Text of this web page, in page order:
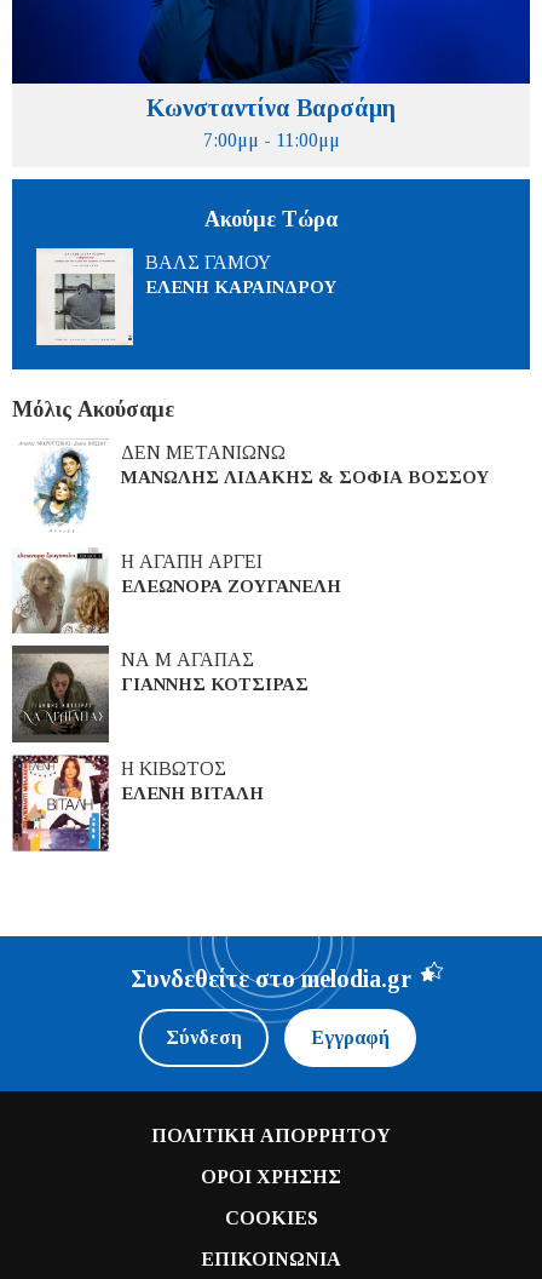
Κωνσταντίνα Βαρσάμη
7:00μμ - 11:00μμ
Ακούμε Τώρα
ΒΑΛΣ ΓΑΜΟΥ
ΕΛΕΝΗ ΚΑΡΑΙΝΔΡΟΥ
Μόλις Ακούσαμε
ΔΕΝ ΜΕΤΑΝΙΩΝΩ
ΜΑΝΩΛΗΣ ΛΙΔΑΚΗΣ & ΣΟΦΙΑ ΒΟΣΣΟΥ
Η ΑΓΑΠΗ ΑΡΓΕΙ
ΕΛΕΩΝΟΡΑ ΖΟΥΓΑΝΕΛΗ
ΝΑ Μ ΑΓΑΠΑΣ
ΓΙΑΝΝΗΣ ΚΟΤΣΙΡΑΣ
Η ΚΙΒΩΤΟΣ
ΕΛΕΝΗ ΒΙΤΑΛΗ
Συνδεθείτε στο melodia.gr
Σύνδεση Εγγραφή
ΠΟΛΙΤΙΚΗ ΑΠΟΡΡΗΤΟΥ
ΟΡΟΙ ΧΡΗΣΗΣ
COOKIES
ΕΠΙΚΟΙΝΩΝΙΑ